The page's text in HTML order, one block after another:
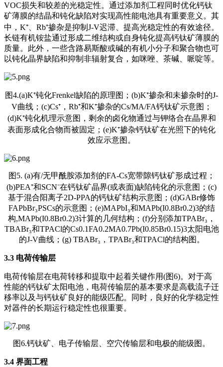
VOC损失和较差的光稳定性。通过添加剂工程同时优化钙钛
矿薄膜的结晶和钝化缺陷对实现高性能电池具有重要意义。其
中，K⁺、Rb⁺掺杂是抑制J-V迟滞、提高光稳定性的有效途径。
长链有机铵盐通过形成二维结构或自身钝化提高钙钛矿薄膜的
质量。此外，一些含路易斯酸或碱的有机小分子和聚合物也可
以钝化晶界缺陷和抑制非辐射复合，如咪唑、茶碱、哌啶等。
图4.(a)K⁺钝化Frenkel缺陷的原理图；(b)K⁺掺杂和未掺杂时的J-
V曲线；(c)Cs⁺，Rb⁺和K⁺掺杂的Cs/MA/FA钙钛矿示意图；
(d)K⁺钝化机理示意图，剩余的卤化物通过与钾络合在晶界和
表面形成化合物而被固定；(e)K⁺掺杂钙钛矿在光照下的钝化
效应示意图。
图5. (a)有/无甲酰胺添加剂的FA-Cs宽带隙钙钛矿形成过程；
(b)PEA⁺和SCN⁻在钙钛矿晶界(或表面)缺陷钝化的示意图；(c)
基于混合阳离子2D-PPA的钙钛矿结构示意图；(d)GABr修饰
FAPbBr₃PSCs的示意图；(e)MAPbI₃和MAPb(I0.8Br0.2)3的结
构,MAPb(I0.8Br0.2)3计算的几何结构；(f)分别添加TPABr₃，
TBABr₃和TPACl的Cs0.1FA0.2MA0.7Pb(I0.85Br0.15)3太阳电池
的J-V曲线；(g) TBABr₃，TPABr₃和TPACl的结构图。
3.3 电荷传输层
电荷传输层在电荷转移和提取中起着关键作用(图6)。对于高
性能的钙钛矿太阳电池，电荷传输层的基本要求是高载流子迁
移率以及与钙钛矿良好的能级匹配。同时，良好的化学稳定性
对器件的长期运行稳定性也很重要。
图6.钙钛矿、电子传输层、空穴传输层和电极的能级图。
3.4 界面工程